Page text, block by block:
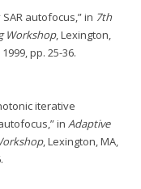
autofocus,” in 7th
Workshop, Lexington,
pp. 25-36.
iterative
inAdaptive
, Lexington, MA,